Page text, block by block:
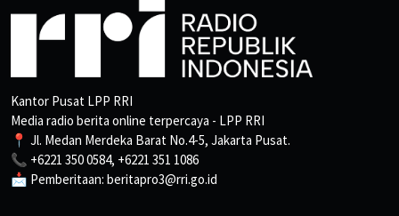
Kantor Pusat LPP RRI
Media radio berita online terpercaya - LPP RRI
📍 Jl. Medan Merdeka Barat No.4-5, Jakarta Pusat.
📞 +6221 350 0584, +6221 351 1086
📩 Pemberitaan: beritapro3@rri.go.id